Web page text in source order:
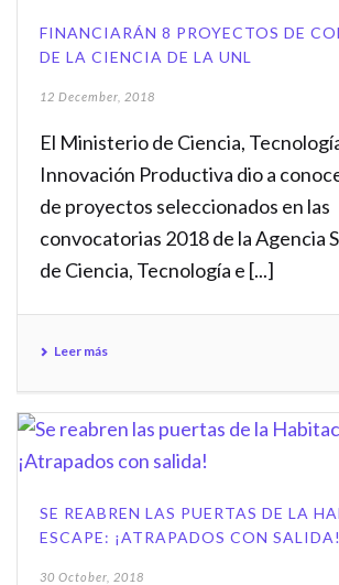
FINANCIARÁN 8 PROYECTOS DE
DE LA CIENCIA DE LA UNL
12 December, 2018
El Ministerio de Ciencia,
Innovación Productiva dio a
de proyectos seleccionados en las
convocatorias 2018 de la Agencia
de Ciencia, Tecnología e [...]
Leer más
SE REABREN LAS PUERTAS DE LA
ESCAPE: ¡ATRAPADOS CON SALIDA!
30 October, 2018